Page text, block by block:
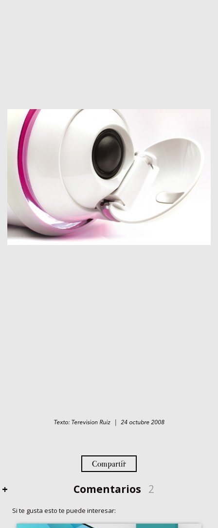
Texto: Terevision Ruiz | 24 octubre 2008
Compartir
+ Comentarios 2
Si te gusta esto te puede interesar: